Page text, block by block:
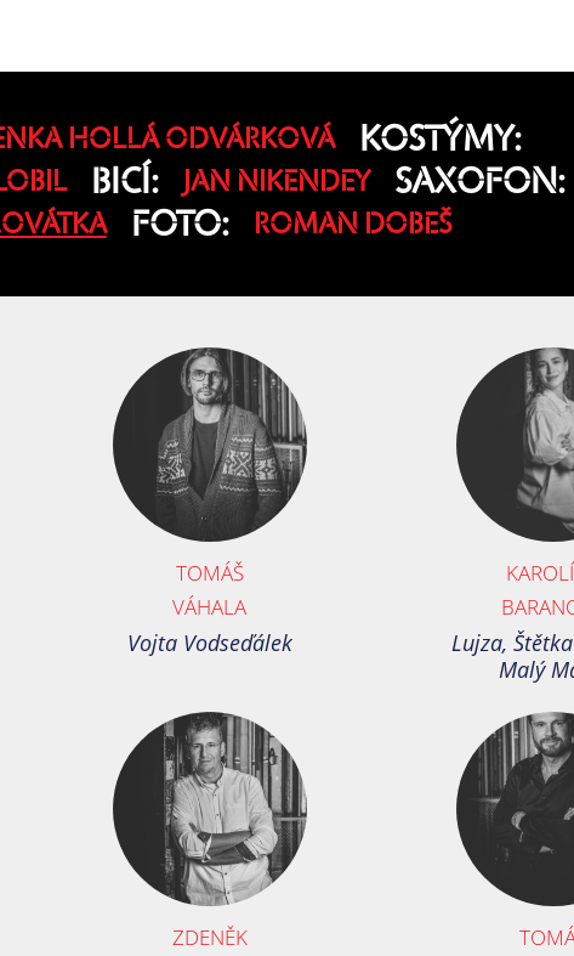
HOLLÁ ODVÁRKOVÁ KOSTÝMY:
BICÍ: JAN NIKENDEY SAXOFON:
FOTO: ROMAN DOBEŠ
TOMÁŠ
VÁHALA
Vojta Vodseďálek
Lujza,
Malý
ZDENĚK